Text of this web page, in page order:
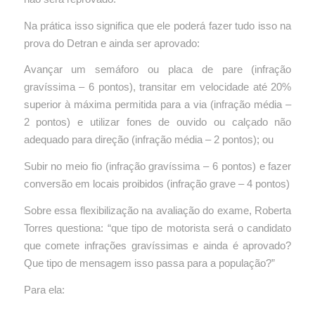
Na prática isso significa que ele poderá fazer tudo isso na
prova do Detran e ainda ser aprovado:
Avançar um semáforo ou placa de pare (infração
gravíssima – 6 pontos), transitar em velocidade até 20%
superior à máxima permitida para a via (infração média –
2 pontos) e utilizar fones de ouvido ou calçado não
adequado para direção (infração média – 2 pontos); ou
Subir no meio fio (infração gravíssima – 6 pontos) e fazer
conversão em locais proibidos (infração grave – 4 pontos)
Sobre essa flexibilização na avaliação do exame, Roberta
Torres questiona: “que tipo de motorista será o candidato
que comete infrações gravíssimas e ainda é aprovado?
Que tipo de mensagem isso passa para a população?”
Para ela: